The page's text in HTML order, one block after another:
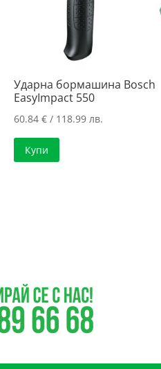
Ударна бормашина Bosch
EasyImpact 550
60.84 €/ 118.99 лв.
Купи